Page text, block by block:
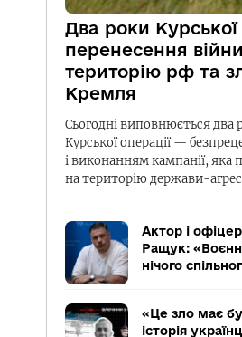
Два роки Курської
перенесення
територію рф та
Кремля
Сьогодні виповнюється два
Курської операції —
і виконанням кампанії, яка
на територію держави-
Актор і
Ращук:
нічого
«Це зло має
історія